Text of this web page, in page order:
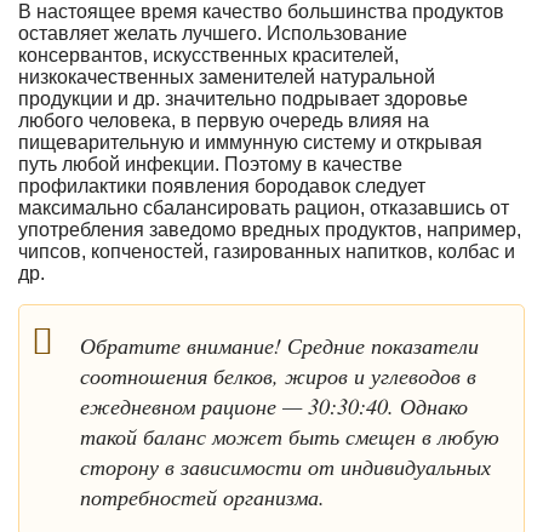
В настоящее время качество большинства продуктов
оставляет желать лучшего. Использование
консервантов, искусственных красителей,
низкокачественных заменителей натуральной
продукции и др. значительно подрывает здоровье
любого человека, в первую очередь влияя на
пищеварительную и иммунную систему и открывая
путь любой инфекции. Поэтому в качестве
профилактики появления бородавок следует
максимально сбалансировать рацион, отказавшись от
употребления заведомо вредных продуктов, например,
чипсов, копченостей, газированных напитков, колбас и
др.
Обратите внимание! Средние показатели
соотношения белков, жиров и углеводов в
ежедневном рационе — 30:30:40. Однако
такой баланс может быть смещен в любую
сторону в зависимости от индивидуальных
потребностей организма.